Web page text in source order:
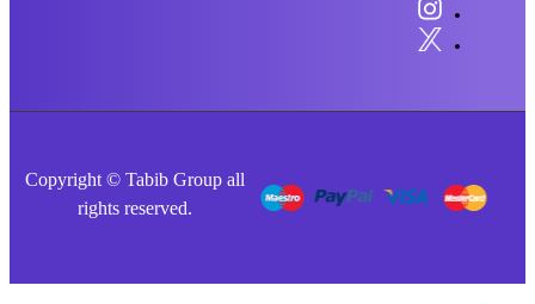
Copyright © Tabib Group all
rights reserved.